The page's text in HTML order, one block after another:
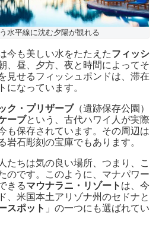
水平線に沈む夕陽が観れる
今も美しい水をたたえたフィッシ
、昼、夕方、夜と時間によってそ
見せるフィッシュポンドは、滞在
になっています。
ク・プリザーブ（遺跡保存公園）
ーブという、古代ハワイ人が実際
も保存されています。その周辺は
岩石彫刻の宝庫でもあります。
たちは気の良い場所、つまり、こ
のです。このように、マナパワー
きるマウナラニ・リゾート は、今
、米国本土アリゾナ州のセドナと
スポット 」の一つにも選ばれてい